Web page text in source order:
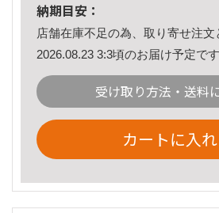
納期目安：
店舗在庫不足の為、取り寄せ注文
2026.08.23 3:3頃のお届け予定です
受け取り方法・送料
カートに入